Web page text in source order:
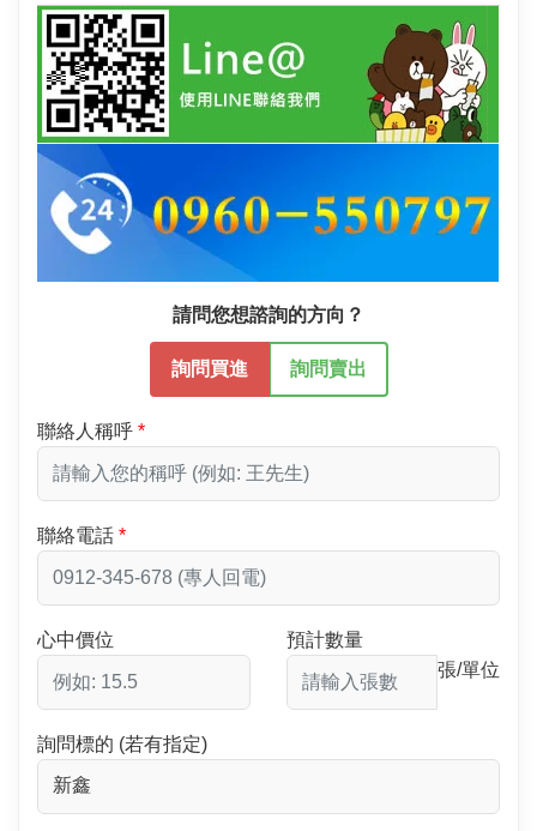
請問您想諮詢的方向？
詢問買進 詢問賣出
聯絡人稱呼
聯絡電話
心中價位
預計數量
張/單位
詢問標的 (若有指定)